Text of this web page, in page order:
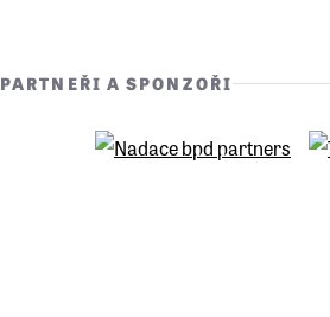
PARTNEŘI A SPONZOŘI